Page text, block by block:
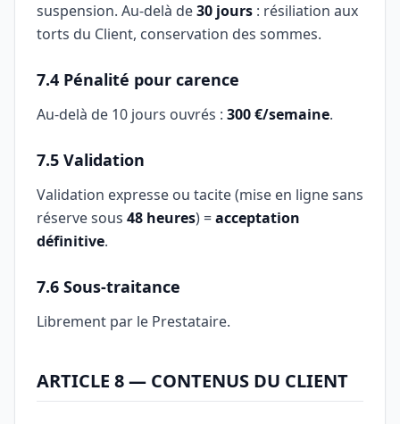
suspension. Au-delà de30 jours : résiliation aux
torts du Client, conservation des sommes.
7.4 Pénalité pour carence
Au-delà de 10 jours ouvrés : 300 €/semaine.
7.5 Validation
Validation expresse ou tacite (mise en ligne sans
réserve sous 48 heures) =acceptation
définitive.
7.6 Sous-traitance
Librement par le Prestataire.
ARTICLE 8 — CONTENUS DU CLIENT